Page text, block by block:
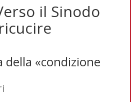
il Sinodo
«condizione